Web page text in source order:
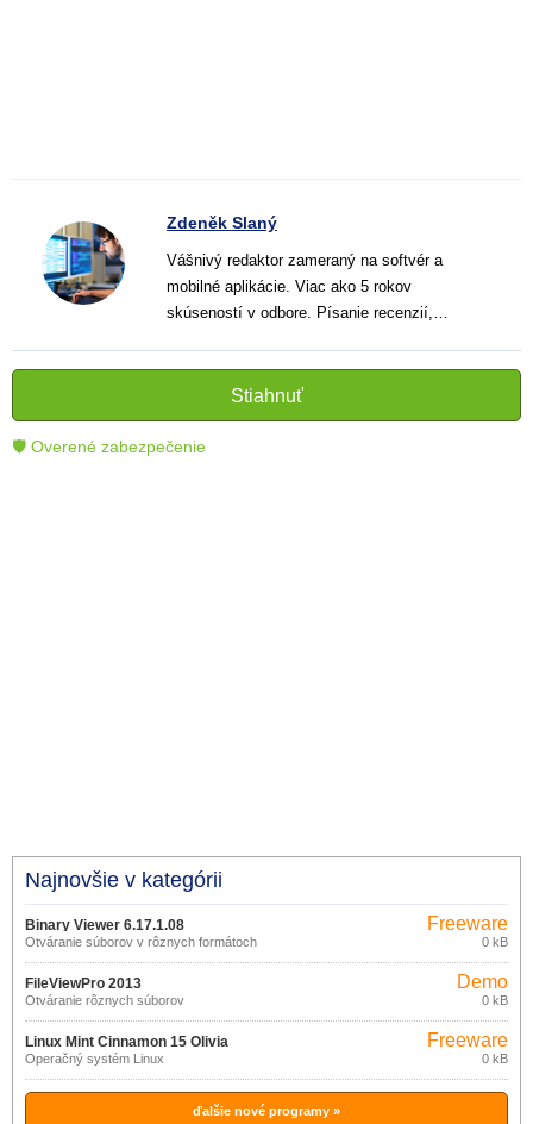
Zdeněk Slaný
Vášnivý redaktor zameraný na softvér a
mobilné aplikácie. Viac ako 5 rokov
skúseností v odbore. Písanie recenzií,
informatívnych textov, ktoré pomáhajú
čitateľom lepšie porozumieť a využiť moderné
technológie.
Stiahnuť
🛡 Overené zabezpečenie
Najnovšie v kategórii
Binary Viewer 6.17.1.08
Otváranie súborov v rôznych formátoch
Freeware
0 kB
FileViewPro 2013
Otváranie rôznych súborov
Demo
0 kB
Linux Mint Cinnamon 15 Olivia
Operačný systém Linux
Freeware
0 kB
ďalšie nové programy »